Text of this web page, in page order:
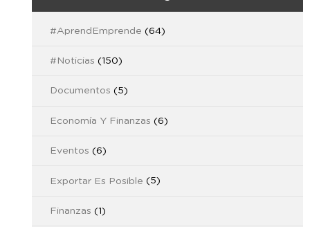
#AprendEmprende (64)
#Noticias (150)
Documentos (5)
Economía Y Finanzas (6)
Eventos (6)
Exportar Es Posible (5)
Finanzas (1)